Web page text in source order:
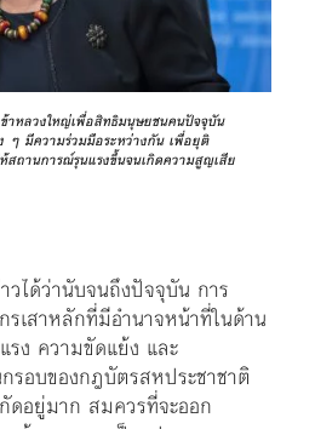
าหลวงใหญ่เพื่อสิทธิมนุษยชนคนปัจจุบัน
ๆ มีความร่วมมือระหว่างกัน เพื่อยุติ
สถานการณ์รุนแรงขึ้นจนเกิดความสูญเสีย
ได้ว่านับจนถึงปัจจุบัน การ
รเสาหลักที่มีอำนาจหน้าที่ในด้าน
ง ความขัดแย้ง และ
รอบของกฎบัตรสหประชาชาติ
ดอยู่มาก สมควรที่จะออก